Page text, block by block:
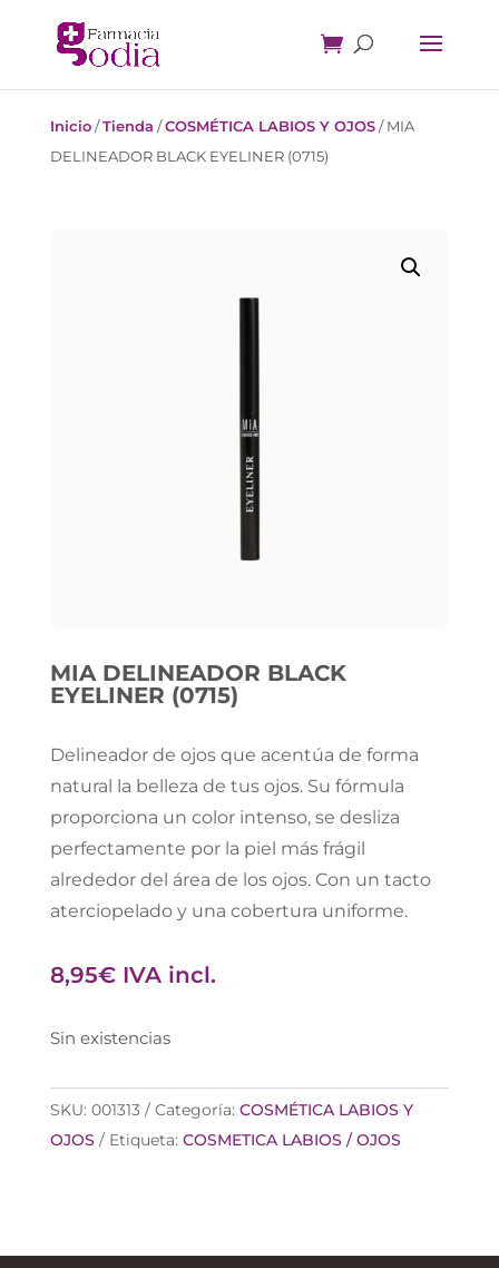
Inicio/Tienda /COSMÉTICA LABIOS Y OJOS/MIA
DELINEADOR BLACK EYELINER (0715)
MIA DELINEADOR BLACK
EYELINER (0715)
Delineador de ojos que acentúa de forma
natural la belleza de tus ojos. Su fórmula
proporciona un color intenso, se desliza
perfectamente por la piel más frágil
alrededor del área de los ojos. Con un tacto
aterciopelado y una cobertura uniforme.
8,95€ IVA incl.
Sin existencias
SKU: 001313 Categoría: COSMÉTICA LABIOS Y
OJOS
Etiqueta: COSMETICA LABIOS / OJOS